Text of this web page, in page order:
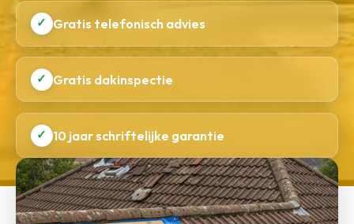
✓ Gratis telefonisch advies
✓ Gratis dakinspectie
✓ 10 jaar schriftelijke garantie